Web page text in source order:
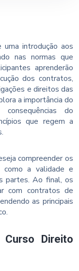
introdução aos
nas normas que
aprenderão
dos contratos,
e direitos das
a importância do
do
que regem a
compreender os
como a validade e
partes. Ao final, os
com contratos de
as principais
Direito